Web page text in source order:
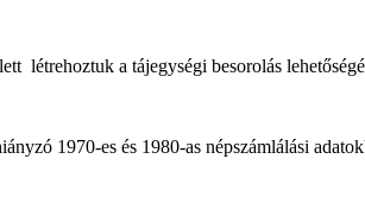
létrehoztuk a tájegységi besorolás
1970-es és 1980-as népszámlálási